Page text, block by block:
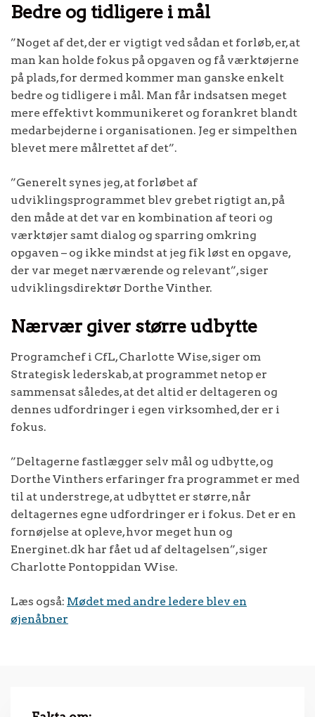
Bedre og tidligere i mål
”Noget af det, der er vigtigt ved sådan et forløb, er, at
man kan holde fokus på opgaven og få værktøjerne
på plads, for dermed kommer man ganske enkelt
bedre og tidligere i mål. Man får indsatsen meget
mere effektivt kommunikeret og forankret blandt
medarbejderne i organisationen. Jeg er simpelthen
blevet mere målrettet af det”.
”Generelt synes jeg, at forløbet af
udviklingsprogrammet blev grebet rigtigt an, på
den måde at det var en kombination af teori og
værktøjer samt dialog og sparring omkring
opgaven – og ikke mindst at jeg fik løst en opgave,
der var meget nærværende og relevant”, siger
udviklingsdirektør Dorthe Vinther.
Nærvær giver større udbytte
Programchef i CfL, Charlotte Wise, siger om
Strategisk lederskab, at programmet netop er
sammensat således, at det altid er deltageren og
dennes udfordringer i egen virksomhed, der er i
fokus.
”Deltagerne fastlægger selv mål og udbytte, og
Dorthe Vinthers erfaringer fra programmet er med
til at understrege, at udbyttet er større, når
deltagernes egne udfordringer er i fokus. Det er en
fornøjelse at opleve, hvor meget hun og
Energinet.dk har fået ud af deltagelsen”, siger
Charlotte Pontoppidan Wise.
Læs også: Mødet med andre ledere blev en
øjenåbner